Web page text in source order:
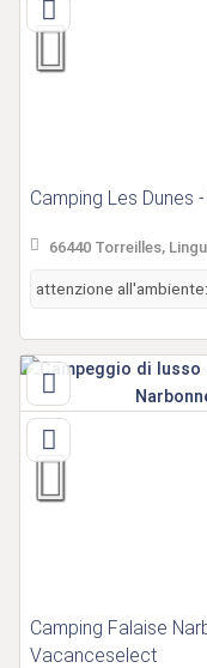
Camping Les Dunes
66440 Torreilles,
attenzione all'ambiente:
Camping Falaise
Vacanceselect